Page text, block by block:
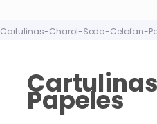
Cartulinas-Charol-Seda-Celofan-
Papeles